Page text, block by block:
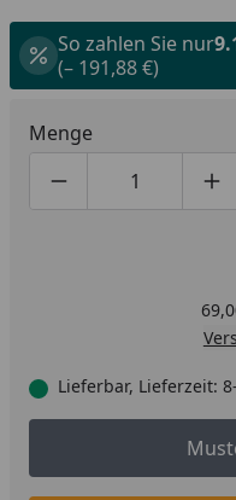
So zahlen Sie nur
(– 191,88 €)
Menge
Produktmenge um
Lieferbar, Lieferzeit: